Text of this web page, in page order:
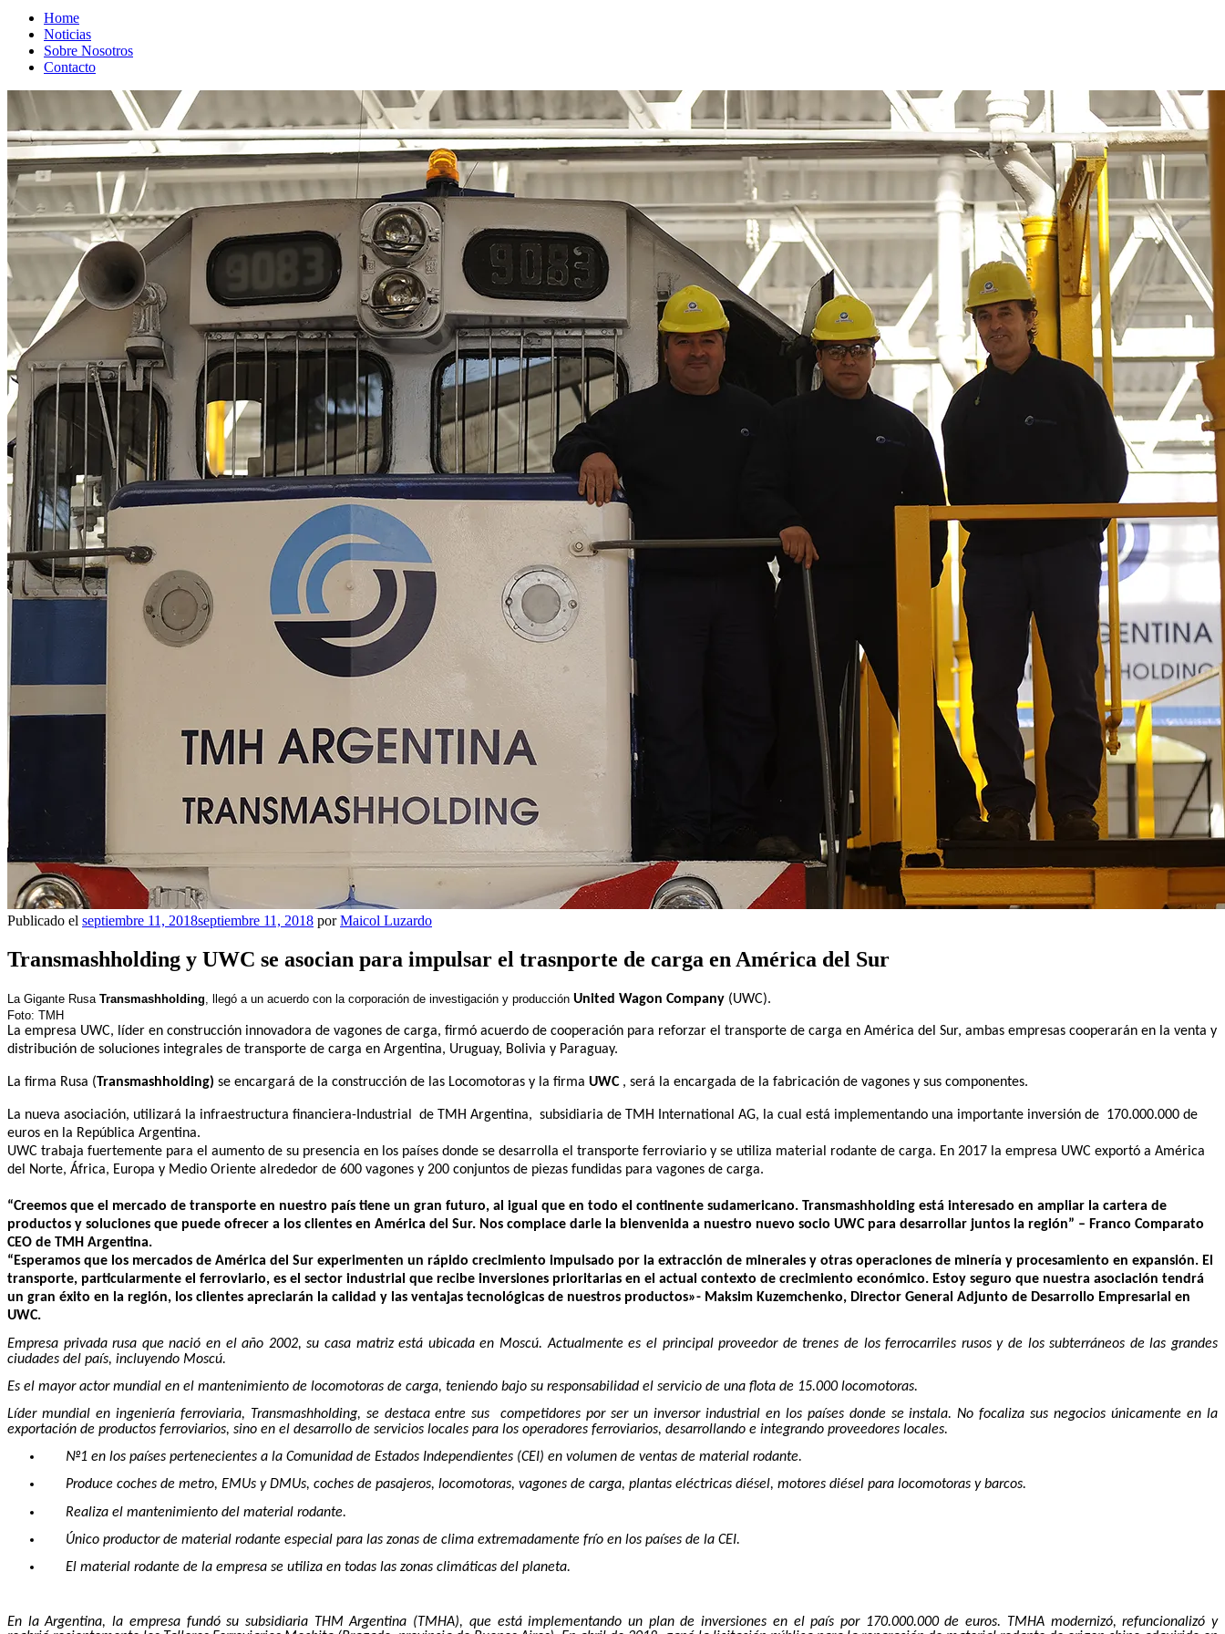
Home
Noticias
Sobre Nosotros
Contacto
Publicado el septiembre 11, 2018septiembre 11, 2018 porMaicol Luzardo
Transmashholding y UWC se asocian para impulsar el trasnporte de carga en América del Sur
La Gigante Rusa Transmashholding , llegó a un acuerdo con la corporación de investigación y producción United Wagon Company (UWC).
Foto: TMH
La empresa UWC, líder en construcción innovadora de vagones de carga, firmó acuerdo de cooperación para reforzar el transporte de carga en América del Sur, ambas empresas cooperarán en la venta y
distribución de soluciones integrales de transporte de carga en Argentina, Uruguay, Bolivia y Paraguay.
La firma Rusa (Transmashholding) se encargará de la construcción de las Locomotoras y la firma UWC , será la encargada de la fabricación de vagones y sus componentes.
La nueva asociación, utilizará la infraestructura financiera-Industrial de TMH Argentina, subsidiaria de TMH International AG, la cual está implementando una importante inversión de 170.000.000 de
euros en la República Argentina.
UWC trabaja fuertemente para el aumento de su presencia en los países donde se desarrolla el transporte ferroviario y se utiliza material rodante de carga. En 2017 la empresa UWC exportó a América
del Norte, África, Europa y Medio Oriente alrededor de 600 vagones y 200 conjuntos de piezas fundidas para vagones de carga.
“Creemos que el mercado de transporte en nuestro país tiene un gran futuro, al igual que en todo el continente sudamericano. Transmashholding está interesado en ampliar la cartera de
productos y soluciones que puede ofrecer a los clientes en América del Sur. Nos complace darle la bienvenida a nuestro nuevo socio UWC para desarrollar juntos la región” – Franco Comparato
CEO de TMH Argentina.
“Esperamos que los mercados de América del Sur experimenten un rápido crecimiento impulsado por la extracción de minerales y otras operaciones de minería y procesamiento en expansión. El
transporte, particularmente el ferroviario, es el sector industrial que recibe inversiones prioritarias en el actual contexto de crecimiento económico. Estoy seguro que nuestra asociación tendrá
un gran éxito en la región, los clientes apreciarán la calidad y las ventajas tecnológicas de nuestros productos»- Maksim Kuzemchenko, Director General Adjunto de Desarrollo Empresarial en
UWC.
Empresa privada rusa que nació en el año 2002, su casa matriz está ubicada en Moscú. Actualmente es el principal proveedor de trenes de los ferrocarriles rusos y de los subterráneos de las grandes
ciudades del país, incluyendo Moscú.
Es el mayor actor mundial en el mantenimiento de locomotoras de carga, teniendo bajo su responsabilidad el servicio de una flota de 15.000 locomotoras.
Líder mundial en ingeniería ferroviaria, Transmashholding, se destaca entre sus competidores por ser un inversor industrial en los países donde se instala. No focaliza sus negocios únicamente en la
exportación de productos ferroviarios, sino en el desarrollo de servicios locales para los operadores ferroviarios, desarrollando e integrando proveedores locales.
№1 en los países pertenecientes a la Comunidad de Estados Independientes (CEI) en volumen de ventas de material rodante.
Produce coches de metro, EMUs y DMUs, coches de pasajeros, locomotoras, vagones de carga, plantas eléctricas diésel, motores diésel para locomotoras y barcos.
Realiza el mantenimiento del material rodante.
Único productor de material rodante especial para las zonas de clima extremadamente frío en los países de la CEI.
El material rodante de la empresa se utiliza en todas las zonas climáticas del planeta.
En la Argentina, la empresa fundó su subsidiaria THM Argentina (TMHA), que está implementando un plan de inversiones en el país por 170.000.000 de euros. TMHA modernizó, refuncionalizó y